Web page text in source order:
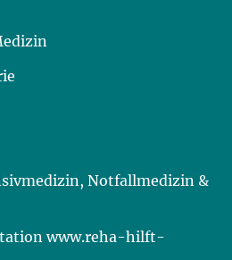
Notfallmedizin &
www.reha-hilft-